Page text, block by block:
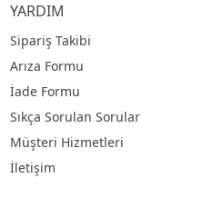
YARDIM
Sipariş Takibi
Arıza Formu
İade Formu
Sıkça Sorulan Sorular
Müşteri Hizmetleri
İletişim